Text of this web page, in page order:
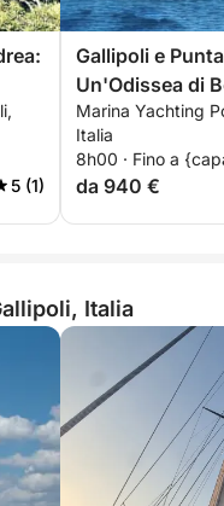
5 (1)
Gallipoli e
Un'Odissea di
Salento
Marina Yachting
Italia
8h00 · Fino a
da 940 €
Italia